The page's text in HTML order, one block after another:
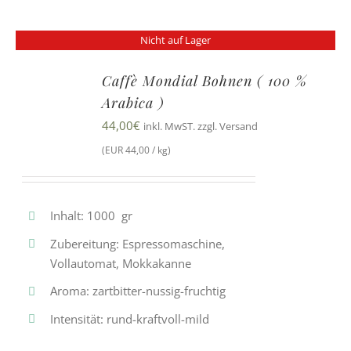
Nicht auf Lager
Caffè Mondial Bohnen ( 100 %
Arabica )
44,00€ inkl. MwST. zzgl. Versand
(EUR 44,00 / kg)
Inhalt: 1000 gr
Zubereitung: Espressomaschine,
Vollautomat, Mokkakanne
Aroma: zartbitter-nussig-fruchtig
Intensität: rund-kraftvoll-mild